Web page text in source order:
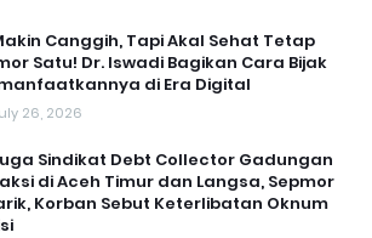
Canggih, Tapi Akal Sehat Tetap
Satu! Dr. Iswadi Bagikan Cara Bijak
di Era Digital
26, 2026
Sindikat Debt Collector Gadungan
di Aceh Timur dan Langsa, Sepmor
Korban Sebut Keterlibatan Oknum